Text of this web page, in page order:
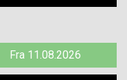
Fra 11.08.2026